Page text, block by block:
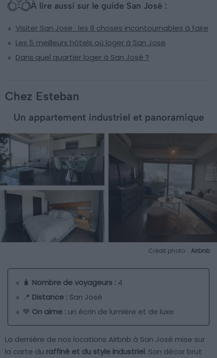
À lire aussi sur le guide San José :
Visiter San Jose : les 8 choses incontournables à faire
Les 5 meilleurs hôtels où loger à San Jose
Dans quel quartier loger à San José ?
Chez Esteban
Un appartement industriel et panoramique
Crédit photo : Airbnb
🧳 Nombre de voyageurs : 4
📍 Distance : San José
💙 On aime : un écrin de lumière et de luxe
La dernière de nos locations Airbnb à San José mise sur
la carte du raffiné et du style industriel. Son décor brut